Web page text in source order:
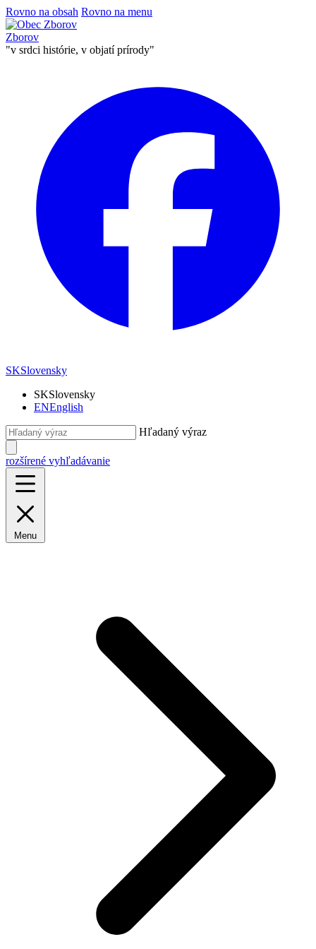
Rovno na obsah Rovno na menu
Zborov
"v srdci histórie, v objatí prírody"
SKSlovensky
SKSlovensky
ENEnglish
Hľadaný výraz
rozšírené vyhľadávanie
Menu